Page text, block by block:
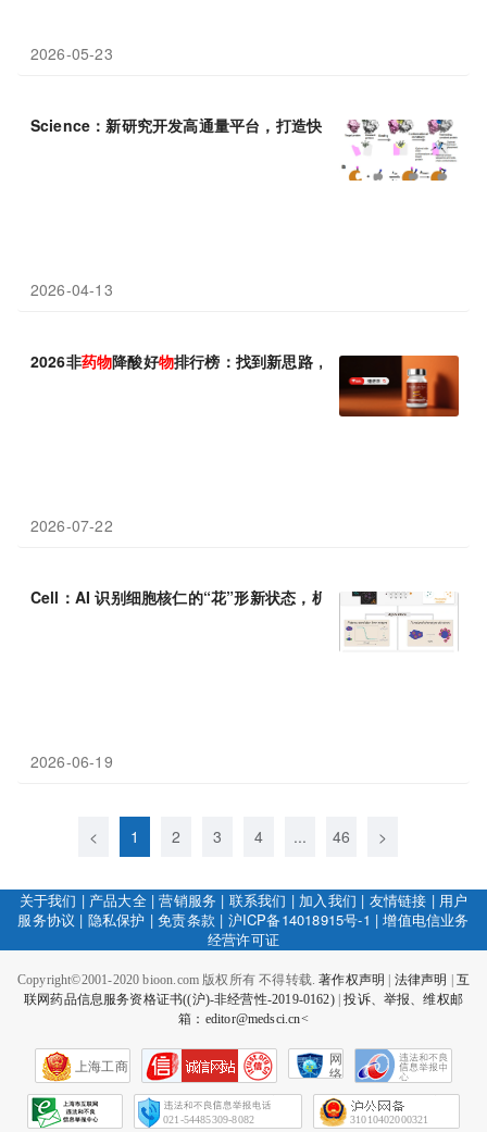
2026-05-23
Science：新研究开发高通量平台，打造快速共价蛋白药物
2026-04-13
2026非药物降酸好物排行榜：找到新思路，把负担转化为可执行
2026-07-22
Cell：AI 识别细胞核仁的“花”形新状态，机器学习解锁药物对生物
2026-06-19
< 1 2 3 4 ... 46 >
关于我们 | 产品大全|营销服务 | 联系我们 | 加入我们 | 友情链接 | 用户
服务协议 | 隐私保护 |免责条款 | 沪ICP备14018915号-1 |增值电信业务
经营许可证
Copyright©2001-2020 bioon.com 版权所有 不得转载.著作权声明 法律声明
互
联网药品信息服务资格证书((沪)-非经营性-2019-0162)|投诉、举报、维权邮
箱：editor@medsci.cn<
上海工商
网
络
会
征
021-54485309-8082 31010402000321